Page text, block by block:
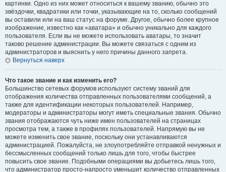
картинки. Одно из них может относиться к вашему званию, обычно это
звёздочки, квадратики или точки, указывающие на то, сколько сообщений
вы оставили или на ваш статус на форуме. Другое, обычно более крупное
изображение, известно как «аватара» и обычно уникально для каждого
пользователя. Если вы не можете использовать аватары, то значит
таково решение администрации. Вы можете связаться с одним из
администраторов и выяснить у него причины данного запрета.
Вернуться наверх
Что такое звание и как изменить его?
Большинство сетевых форумов используют систему званий для
отображения количества отправленных пользователями сообщений, а
также для идентификации некоторых пользователей. Например,
модераторы и администраторы могут иметь специальные звания. Обычно
звания отображаются чуть ниже имен пользователей на страницах
просмотра тем, а также в профилях пользователей. Напрямую вы не
можете изменить свое звание, поскольку они устанавливаются
администрацией. Пожалуйста, не злоупотребляйте отправкой ненужных и
бессмысленных сообщений только лишь для того, чтобы быстрее
повысить свое звание. Подобными операциями вы добьетесь лишь того,
что администратор просто-напросто уменьшит количество отправленных